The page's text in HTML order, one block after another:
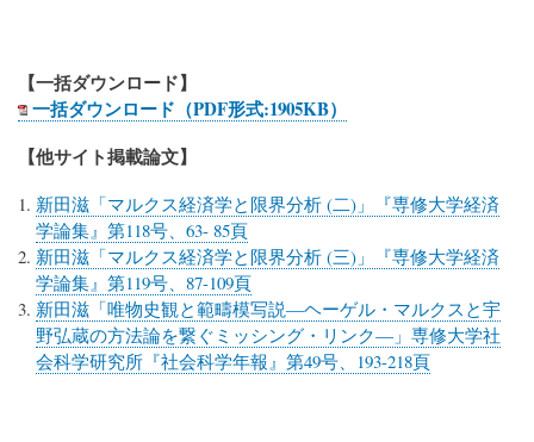
【一括ダウンロード】
一括ダウンロード（PDF形式:1905KB）
【他サイト掲載論文】
新田滋「マルクス経済学と限界分析 (二)」『専修大学経済
学論集』第118号、63- 85頁
新田滋「マルクス経済学と限界分析 (三)」『専修大学経済
学論集』第119号、87-109頁
新田滋「唯物史観と範疇模写説―ヘーゲル・マルクスと宇
野弘蔵の方法論を繋ぐミッシング・リンク―」専修大学社
会科学研究所『社会科学年報』第49号、193-218頁